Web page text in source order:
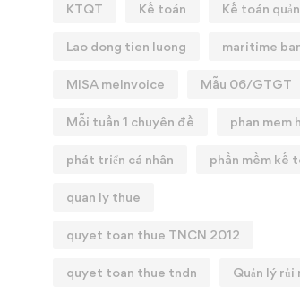
KTQT Kế toán Kế toán
Lao dong tien luong maritime
MISA meInvoice Mẫu 06/GTGT
Mỗi tuần 1 chuyên đề phan mem
phát triển cá nhân phần mềm kế
quan ly thue
quyet toan thue TNCN 2012
quyet toan thue tndn Quản lý rủi